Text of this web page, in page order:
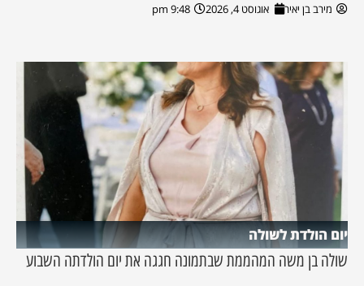
מירב בן יאיר אוגוסט 4, 2026 9:48 pm
יום הולדת לשולה
שולה בן משה המהממת שבתמונה חגגה את יום הולדתה השבוע